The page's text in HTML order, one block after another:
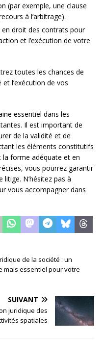
(par exemple, une clause
à l’arbitrage).
droit des contrats pour
et l’exécution de votre
toutes les chances de
l’exécution de vos
essentiel dans les
Il est important de
de la validité et de
les éléments constitutifs
la forme adéquate et en
vous pourrez garantir
N’hésitez pas à
vous accompagner dans
de la société : un
mais essentiel pour votre
SUIVANT
juridique des
spatiales